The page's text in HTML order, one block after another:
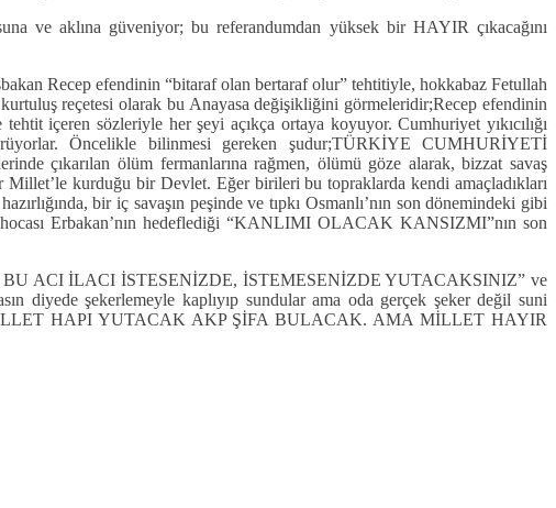
aklına güveniyor; bu referandumdan yüksek bir HAYIR çıkacağını
Recep efendinin “bitaraf olan bertaraf olur” tehtitiyle, hokkabaz Fetullah
kurtuluş reçetesi olarak bu Anayasa değişikliğini görmeleridir;Recep efendinin
içeren sözleriyle her şeyi açıkça ortaya koyuyor. Cumhuriyet yıkıcılığı
Öncelikle bilinmesi gereken şudur;TÜRKİYE CUMHURİYETİ
çıkarılan ölüm fermanlarına rağmen, ölümü göze alarak, bizzat savaş
Millet’le kurduğu bir Devlet. Eğer birileri bu topraklarda kendi amaçladıkları
bir iç savaşın peşinde ve tıpkı Osmanlı’nın son dönemindeki gibi
Erbakan’nın hedeflediği “KANLIMI OLACAK KANSIZMI”nın son
ACI İLACI İSTESENİZDE, İSTEMESENİZDE YUTACAKSINIZ” ve
diyede şekerlemeyle kaplıyıp sundular ama oda gerçek şeker değil suni
MİLLET HAPI YUTACAK AKP ŞİFA BULACAK. AMA MİLLET HAYIR